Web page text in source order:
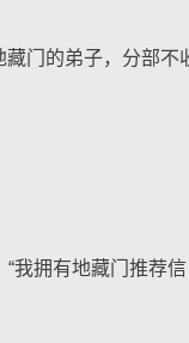
门的弟子，分部不
拥有地藏门推荐